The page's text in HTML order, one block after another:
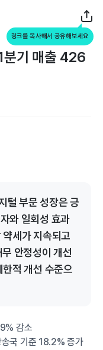
링크를 복사해서 공유해보세요
분기 매출 426
털 부문 성장은 긍
와 일회성 효과
세가 지속되고
안정성이 개선
적 개선 수준으
감소
국 기준 18.2% 증가